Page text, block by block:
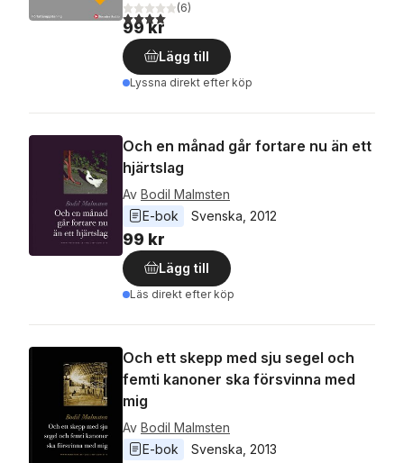
4,0utav 5 stjärnor. Totalt antal röster:
(6)
99 kr
Lägg till
Lyssna direkt efter köp
Och en månad går fortare nu än ett
hjärtslag
Av Bodil Malmsten
E-bok
Svenska 2012
99 kr
Lägg till
Läs direkt efter köp
Och ett skepp med sju segel och
femti kanoner ska försvinna med
mig
Av Bodil Malmsten
E-bok
Svenska 2013